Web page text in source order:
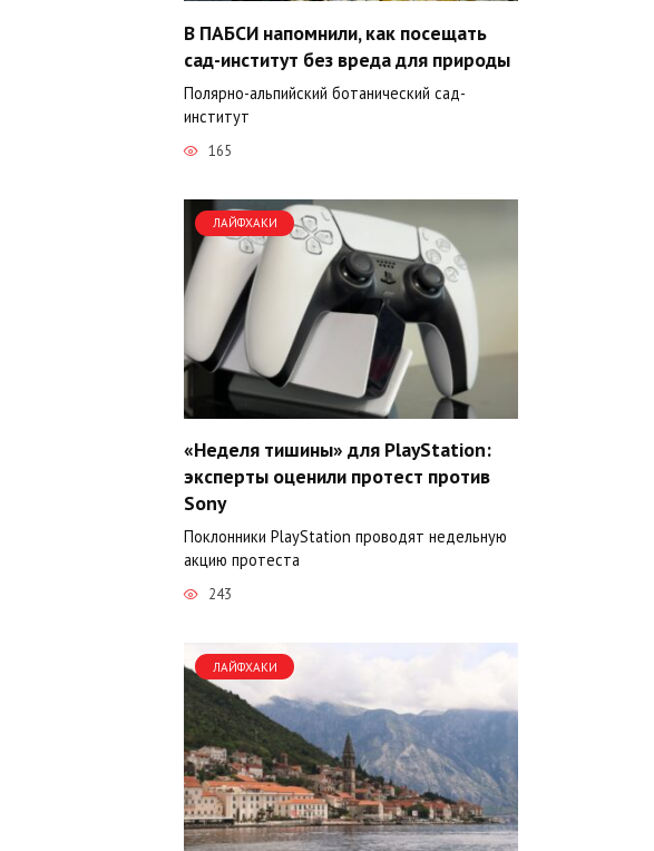
В ПАБСИ напомнили, как посещать
сад-институт без вреда для природы
Полярно-альпийский ботанический сад-
институт
165
ЛАЙФХАКИ
«Неделя тишины» для PlayStation:
эксперты оценили протест против
Sony
Поклонники PlayStation проводят недельную
акцию протеста
243
ЛАЙФХАКИ